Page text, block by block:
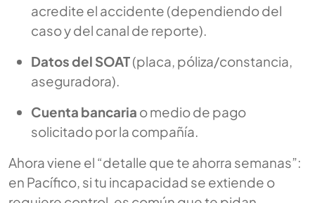
acredite el accidente (dependiendo del
caso y del canal de reporte).
Datos del SOAT(placa, póliza/constancia,
aseguradora).
Cuenta bancaria o medio de pago
solicitado por la compañía.
Ahora viene el “detalle que te ahorra semanas”:
en Pacífico, si tu incapacidad se extiende o